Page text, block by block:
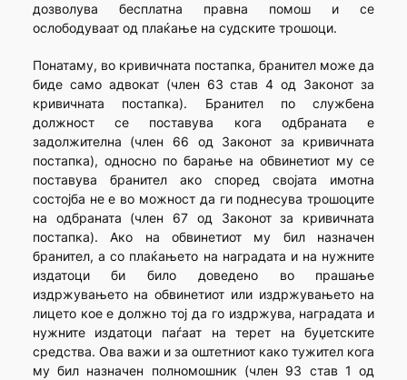
дозволува бесплатна правна помош и се
ослободуваат од плаќање на судските трошоци.
Понатаму, во кривичната постапка, бранител може да
биде само адвокат (член 63 став 4 од Законот за
кривичната постап­ка). Бранител по службена
должност се поставува кога одбраната е
задолжителна (член 66 од Законот за кривичната
постапка), односно по барање на обвинетиот му се
поставува бранител ако според сво­јата имотна
состојба не е во можност да ги поднесува трошоците
на одбраната (член 67 од Законот за кривичната
постапка). Ако на обви­нетиот му бил назначен
бранител, а со плаќањето на наградата и на нужните
издатоци би било доведено во прашање
издржувањето на обвинетиот или издржувањето на
лицето кое е должно тој да го издр­жува, наградата и
нужните издатоци паѓаат на терет на буџетските
средства. Ова важи и за оштетниот како тужител кога
му бил назначен полномошник (член 93 став 1 од